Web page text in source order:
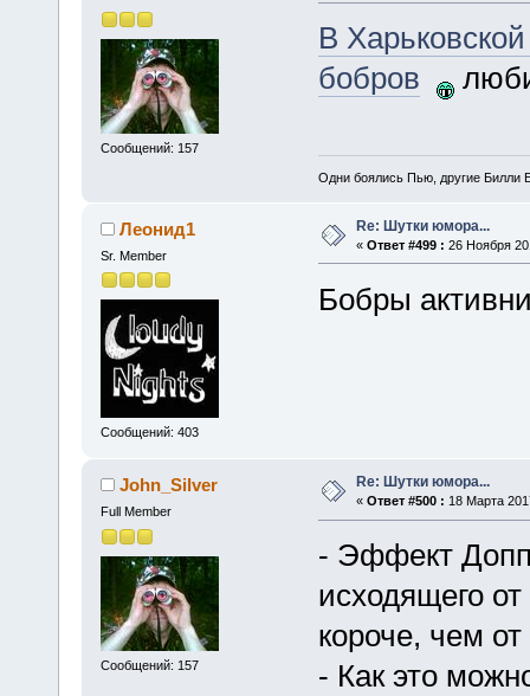
Сообщений: 157
В
бобров
Одни боялись Пью, другие Билли
Леонид1
Sr. Member
Сообщений: 403
Re: Шутки юмора...
« Ответ #499 : 26 Ноября
Бобры
John_Silver
Full Member
Сообщений: 157
Re: Шутки юмора...
« Ответ #500 : 18 Марта
- Эффект
исходящего
короче, чем
- Как это